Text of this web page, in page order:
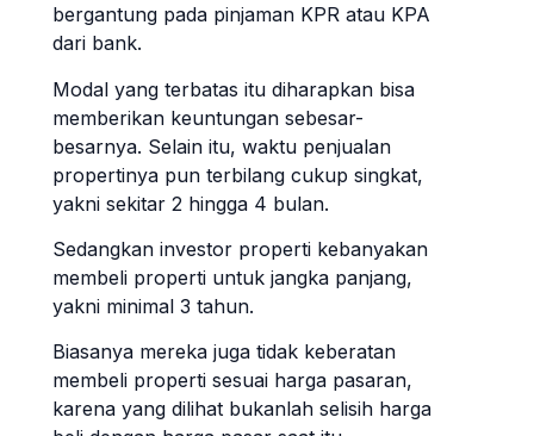
bergantung pada pinjaman KPR atau KPA
dari bank.
Modal yang terbatas itu diharapkan bisa
memberikan keuntungan sebesar-
besarnya. Selain itu, waktu penjualan
propertinya pun terbilang cukup singkat,
yakni sekitar 2 hingga 4 bulan.
Sedangkan investor properti kebanyakan
membeli properti untuk jangka panjang,
yakni minimal 3 tahun.
Biasanya mereka juga tidak keberatan
membeli properti sesuai harga pasaran,
karena yang dilihat bukanlah selisih harga